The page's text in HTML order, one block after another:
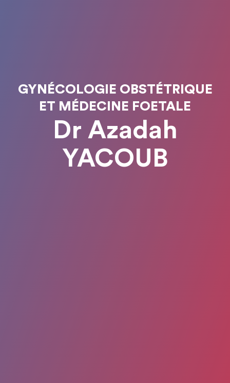
GYNÉCOLOGIE OBSTÉTRIQUE
ET MÉDECINE FOETALE
Dr Azadah
YACOUB